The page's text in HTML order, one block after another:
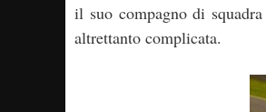
il suo compagno di squadra
altrettanto complicata.